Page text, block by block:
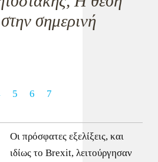
σημερινή
5 6 7
Οι πρόσφατες εξελίξεις, και
ιδίως το Brexit, λειτούργησαν